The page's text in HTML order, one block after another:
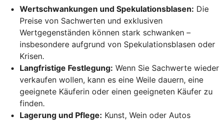
Wertschwankungen und Spekulationsblasen: Die
Preise von Sachwerten und exklusiven
Wertgegenständen können stark schwanken –
insbesondere aufgrund von Spekulationsblasen oder
Krisen.
Langfristige Festlegung: Wenn Sie Sachwerte wieder
verkaufen wollen, kann es eine Weile dauern, eine
geeignete Käuferin oder einen geeigneten Käufer zu
finden.
Lagerung und Pflege: Kunst, Wein oder Autos